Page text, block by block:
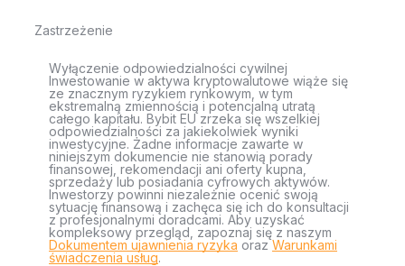
Zastrzeżenie
Wyłączenie odpowiedzialności cywilnej
Inwestowanie w aktywa kryptowalutowe wiąże się
ze znacznym ryzykiem rynkowym, w tym
ekstremalną zmiennością i potencjalną utratą
całego kapitału. Bybit EU zrzeka się wszelkiej
odpowiedzialności za jakiekolwiek wyniki
inwestycyjne. Żadne informacje zawarte w
niniejszym dokumencie nie stanowią porady
finansowej, rekomendacji ani oferty kupna,
sprzedaży lub posiadania cyfrowych aktywów.
Inwestorzy powinni niezależnie ocenić swoją
sytuację finansową i zachęca się ich do konsultacji
z profesjonalnymi doradcami. Aby uzyskać
kompleksowy przegląd, zapoznaj się z naszym
Dokumentem ujawnienia ryzyka orazWarunkami
świadczenia usług.